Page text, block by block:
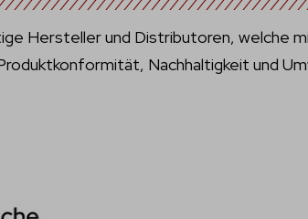
Hersteller und Distributoren, welche
Nachhaltigkeit und